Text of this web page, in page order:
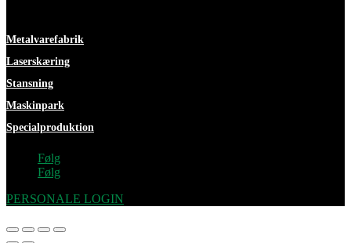
Metalvarefabrik
Laserskæring
Stansning
Maskinpark
Specialproduktion
Følg
Følg
PERSONALE LOGIN